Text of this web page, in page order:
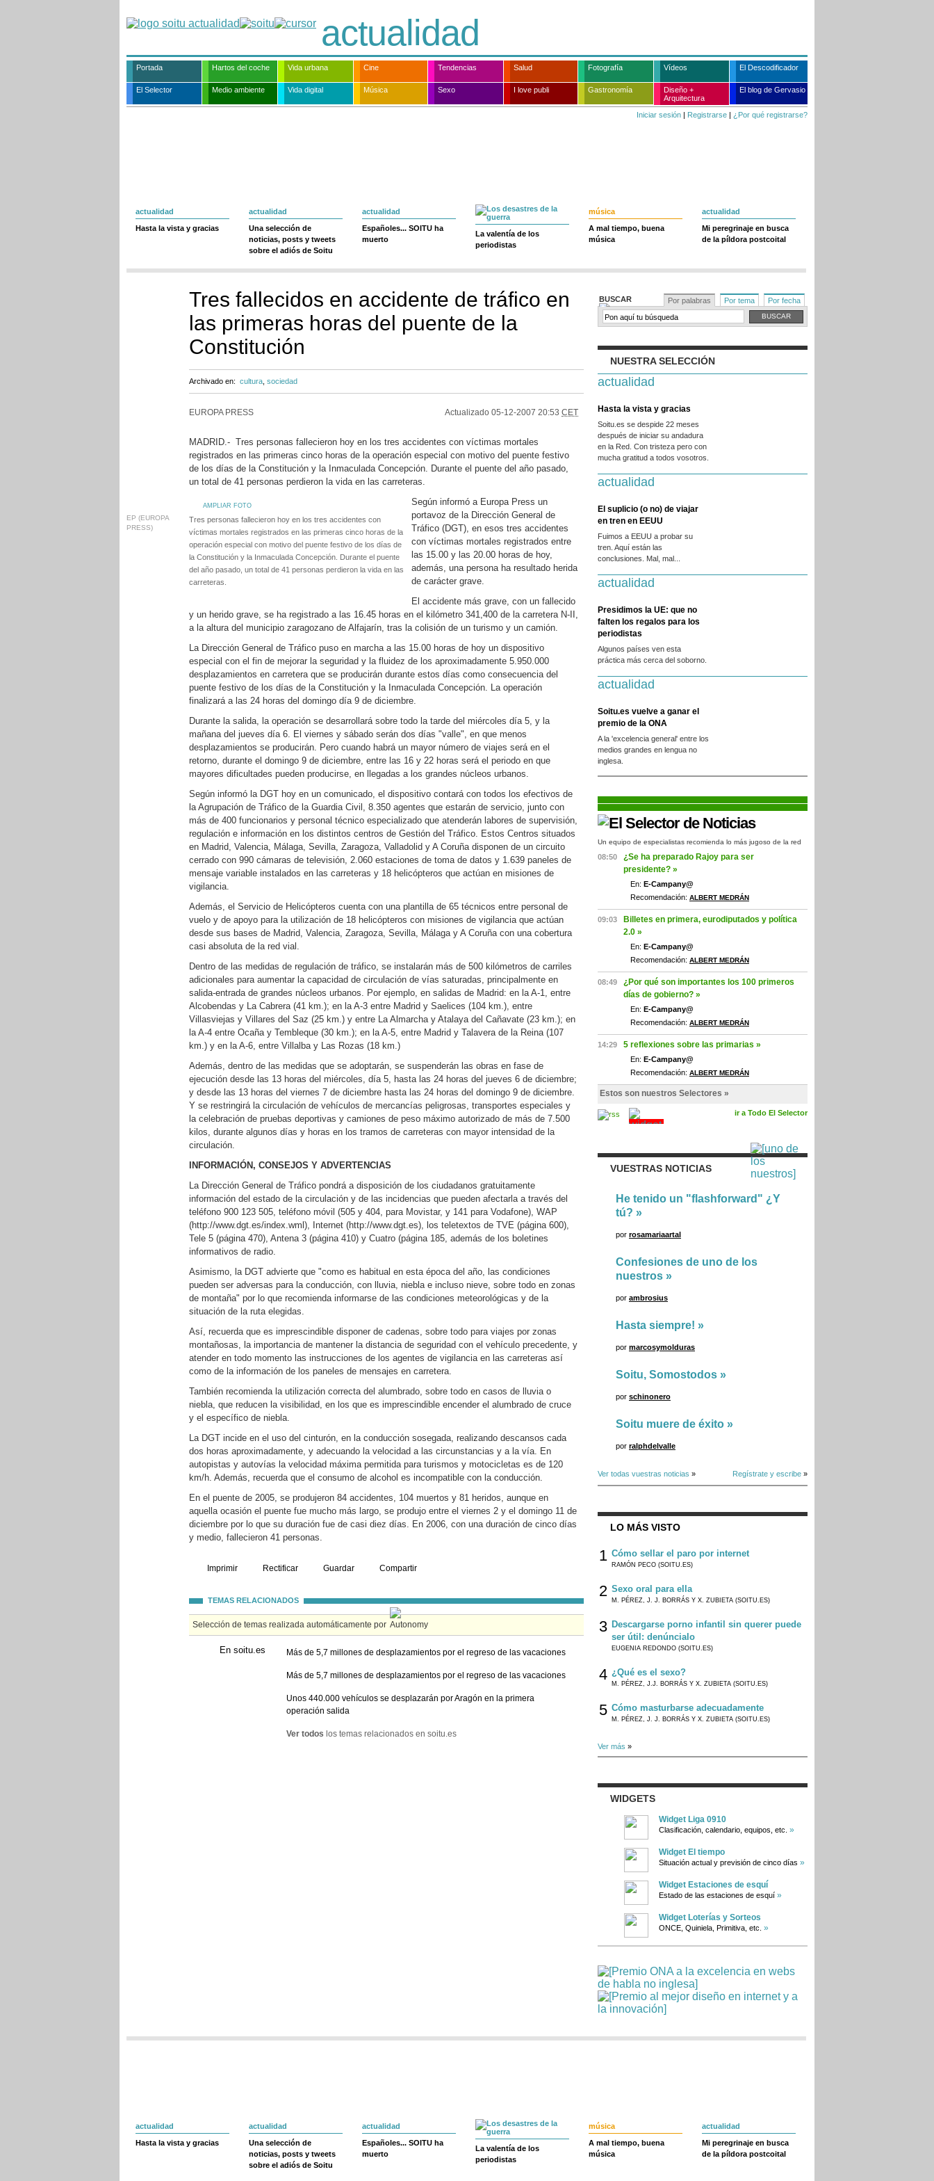
actualidad
Portada Hartos del coche Vida urbana Cine Tendencias Salud Fotografía Vídeos El Descodificador
El Selector Medio ambiente Vida digital Música Sexo I love publi Gastronomía
Diseño +
Arquitectura
El blog de Gervasio
Iniciar sesión | Registrarse | ¿Por qué registrarse?
actualidad
Hasta la vista y gracias
actualidad
Una selección de
noticias, posts y tweets
sobre el adiós de Soitu
actualidad
Españoles... SOITU ha
muerto
La valentía de los
periodistas
música
A mal tiempo, buena
música
actualidad
Mi peregrinaje en busca
de la píldora postcoital
Tres fallecidos en accidente de tráfico en
las primeras horas del puente de la
Constitución
Archivado en: cultura sociedad
EUROPA PRESS Actualizado 05-12-2007 20:53 CET
MADRID.- Tres personas fallecieron hoy en los tres accidentes con víctimas mortales
registrados en las primeras cinco horas de la operación especial con motivo del puente festivo
de los días de la Constitución y la Inmaculada Concepción. Durante el puente del año pasado,
un total de 41 personas perdieron la vida en las carreteras.
AMPLIAR FOTO
EP (EUROPA
PRESS)
Tres personas fallecieron hoy en los tres accidentes con
víctimas mortales registrados en las primeras cinco horas de la
operación especial con motivo del puente festivo de los días de
la Constitución y la Inmaculada Concepción. Durante el puente
del año pasado, un total de 41 personas perdieron la vida en las
carreteras.
Según informó a Europa Press un
portavoz de la Dirección General de
Tráfico (DGT), en esos tres accidentes
con víctimas mortales registrados entre
las 15.00 y las 20.00 horas de hoy,
además, una persona ha resultado herida
de carácter grave.
El accidente más grave, con un fallecido
y un herido grave, se ha registrado a las 16.45 horas en el kilómetro 341,400 de la carretera N-II,
a la altura del municipio zaragozano de Alfajarín, tras la colisión de un turismo y un camión.
La Dirección General de Tráfico puso en marcha a las 15.00 horas de hoy un dispositivo
especial con el fin de mejorar la seguridad y la fluidez de los aproximadamente 5.950.000
desplazamientos en carretera que se producirán durante estos días como consecuencia del
puente festivo de los días de la Constitución y la Inmaculada Concepción. La operación
finalizará a las 24 horas del domingo día 9 de diciembre.
Durante la salida, la operación se desarrollará sobre todo la tarde del miércoles día 5, y la
mañana del jueves día 6. El viernes y sábado serán dos días "valle", en que menos
desplazamientos se producirán. Pero cuando habrá un mayor número de viajes será en el
retorno, durante el domingo 9 de diciembre, entre las 16 y 22 horas será el periodo en que
mayores dificultades pueden producirse, en llegadas a los grandes núcleos urbanos.
Según informó la DGT hoy en un comunicado, el dispositivo contará con todos los efectivos de
la Agrupación de Tráfico de la Guardia Civil, 8.350 agentes que estarán de servicio, junto con
más de 400 funcionarios y personal técnico especializado que atenderán labores de supervisión,
regulación e información en los distintos centros de Gestión del Tráfico. Estos Centros situados
en Madrid, Valencia, Málaga, Sevilla, Zaragoza, Valladolid y A Coruña disponen de un circuito
cerrado con 990 cámaras de televisión, 2.060 estaciones de toma de datos y 1.639 paneles de
mensaje variable instalados en las carreteras y 18 helicópteros que actúan en misiones de
vigilancia.
Además, el Servicio de Helicópteros cuenta con una plantilla de 65 técnicos entre personal de
vuelo y de apoyo para la utilización de 18 helicópteros con misiones de vigilancia que actúan
desde sus bases de Madrid, Valencia, Zaragoza, Sevilla, Málaga y A Coruña con una cobertura
casi absoluta de la red vial.
Dentro de las medidas de regulación de tráfico, se instalarán más de 500 kilómetros de carriles
adicionales para aumentar la capacidad de circulación de vías saturadas, principalmente en
salida-entrada de grandes núcleos urbanos. Por ejemplo, en salidas de Madrid: en la A-1, entre
Alcobendas y La Cabrera (41 km.); en la A-3 entre Madrid y Saelices (104 km.), entre
Villasviejas y Villares del Saz (25 km.) y entre La Almarcha y Atalaya del Cañavate (23 km.); en
la A-4 entre Ocaña y Tembleque (30 km.); en la A-5, entre Madrid y Talavera de la Reina (107
km.) y en la A-6, entre Villalba y Las Rozas (18 km.)
Además, dentro de las medidas que se adoptarán, se suspenderán las obras en fase de
ejecución desde las 13 horas del miércoles, día 5, hasta las 24 horas del jueves 6 de diciembre;
y desde las 13 horas del viernes 7 de diciembre hasta las 24 horas del domingo 9 de diciembre.
Y se restringirá la circulación de vehículos de mercancías peligrosas, transportes especiales y
la celebración de pruebas deportivas y camiones de peso máximo autorizado de más de 7.500
kilos, durante algunos días y horas en los tramos de carreteras con mayor intensidad de la
circulación.
INFORMACIÓN, CONSEJOS Y ADVERTENCIAS
La Dirección General de Tráfico pondrá a disposición de los ciudadanos gratuitamente
información del estado de la circulación y de las incidencias que pueden afectarla a través del
teléfono 900 123 505, teléfono móvil (505 y 404, para Movistar, y 141 para Vodafone), WAP
(http://www.dgt.es/index.wml), Internet (http://www.dgt.es), los teletextos de TVE (página 600),
Tele 5 (página 470), Antena 3 (página 410) y Cuatro (página 185, además de los boletines
informativos de radio.
Asimismo, la DGT advierte que "como es habitual en esta época del año, las condiciones
pueden ser adversas para la conducción, con lluvia, niebla e incluso nieve, sobre todo en zonas
de montaña" por lo que recomienda informarse de las condiciones meteorológicas y de la
situación de la ruta elegidas.
Así, recuerda que es imprescindible disponer de cadenas, sobre todo para viajes por zonas
montañosas, la importancia de mantener la distancia de seguridad con el vehículo precedente, y
atender en todo momento las instrucciones de los agentes de vigilancia en las carreteras así
como de la información de los paneles de mensajes en carretera.
También recomienda la utilización correcta del alumbrado, sobre todo en casos de lluvia o
niebla, que reducen la visibilidad, en los que es imprescindible encender el alumbrado de cruce
y el específico de niebla.
La DGT incide en el uso del cinturón, en la conducción sosegada, realizando descansos cada
dos horas aproximadamente, y adecuando la velocidad a las circunstancias y a la vía. En
autopistas y autovías la velocidad máxima permitida para turismos y motocicletas es de 120
km/h. Además, recuerda que el consumo de alcohol es incompatible con la conducción.
En el puente de 2005, se produjeron 84 accidentes, 104 muertos y 81 heridos, aunque en
aquella ocasión el puente fue mucho más largo, se produjo entre el viernes 2 y el domingo 11 de
diciembre por lo que su duración fue de casi diez días. En 2006, con una duración de cinco días
y medio, fallecieron 41 personas.
Imprimir Rectificar Guardar Compartir
TEMAS RELACIONADOS
Selección de temas realizada automáticamente por
En soitu.es Más de 5,7 millones de desplazamientos por el regreso de las vacaciones
Más de 5,7 millones de desplazamientos por el regreso de las vacaciones
Unos 440.000 vehículos se desplazarán por Aragón en la primera
operación salida
Ver todos los temas relacionados en soitu.es
BUSCAR Por palabras Por tema Por fecha
NUESTRA SELECCIÓN
actualidad
Hasta la vista y gracias
Soitu.es se despide 22 meses
después de iniciar su andadura
en la Red. Con tristeza pero con
mucha gratitud a todos vosotros.
actualidad
El suplicio (o no) de viajar
en tren en EEUU
Fuimos a EEUU a probar su
tren. Aquí están las
conclusiones. Mal, mal...
actualidad
Presidimos la UE: que no
falten los regalos para los
periodistas
Algunos países ven esta
práctica más cerca del soborno.
actualidad
Soitu.es vuelve a ganar el
premio de la ONA
A la 'excelencia general' entre los
medios grandes en lengua no
inglesa.
Un equipo de especialistas recomienda lo más jugoso de la red
08:50
¿Se ha preparado Rajoy para ser
presidente? »
En: E-Campany@
Recomendación: ALBERT MEDRÁN
09:03
Billetes en primera, eurodiputados y política
2.0 »
En: E-Campany@
Recomendación: ALBERT MEDRÁN
08:49
¿Por qué son importantes los 100 primeros
días de gobierno? »
En: E-Campany@
Recomendación: ALBERT MEDRÁN
14:29 5 reflexiones sobre las primarias »
En: E-Campany@
Recomendación: ALBERT MEDRÁN
Estos son nuestros Selectores »
ir a Todo El Selector
VUESTRAS NOTICIAS
He tenido un "flashforward" ¿Y
tú? »
por rosamariaartal
Confesiones de uno de los
nuestros »
por ambrosius
Hasta siempre! »
por marcosymolduras
Soitu, Somostodos »
por schinonero
Soitu muere de éxito »
por ralphdelvalle
Ver todas vuestras noticias » Regístrate y escribe »
LO MÁS VISTO
1 Cómo sellar el paro por internet
RAMÓN PECO (SOITU.ES)
2 Sexo oral para ella
M. PÉREZ, J. J. BORRÁS Y X. ZUBIETA (SOITU.ES)
3 Descargarse porno infantil sin querer puede
ser útil: denúncialo
EUGENIA REDONDO (SOITU.ES)
4 ¿Qué es el sexo?
M. PÉREZ, J.J. BORRÁS Y X. ZUBIETA (SOITU.ES)
5 Cómo masturbarse adecuadamente
M. PÉREZ, J. J. BORRÁS Y X. ZUBIETA (SOITU.ES)
Ver más »
WIDGETS
Widget Liga 0910
Clasificación, calendario, equipos, etc. »
Widget El tiempo
Situación actual y previsión de cinco días »
Widget Estaciones de esquí
Estado de las estaciones de esquí »
Widget Loterías y Sorteos
ONCE, Quiniela, Primitiva, etc. »
actualidad
Hasta la vista y gracias
actualidad
Una selección de
noticias, posts y tweets
sobre el adiós de Soitu
actualidad
Españoles... SOITU ha
muerto
La valentía de los
periodistas
música
A mal tiempo, buena
música
actualidad
Mi peregrinaje en busca
de la píldora postcoital